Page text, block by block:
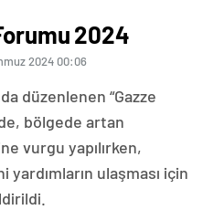
2024
2024 00:06
düzenlenen “Gazze
bölgede artan
vurgu yapılırken,
yardımların ulaşması için